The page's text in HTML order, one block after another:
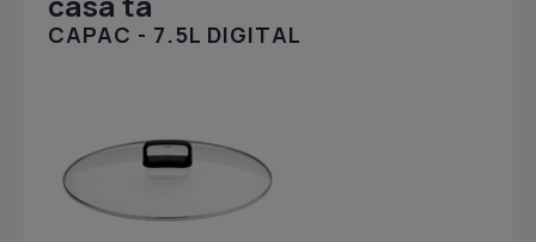
CAPAC - 7.5L DIGITAL